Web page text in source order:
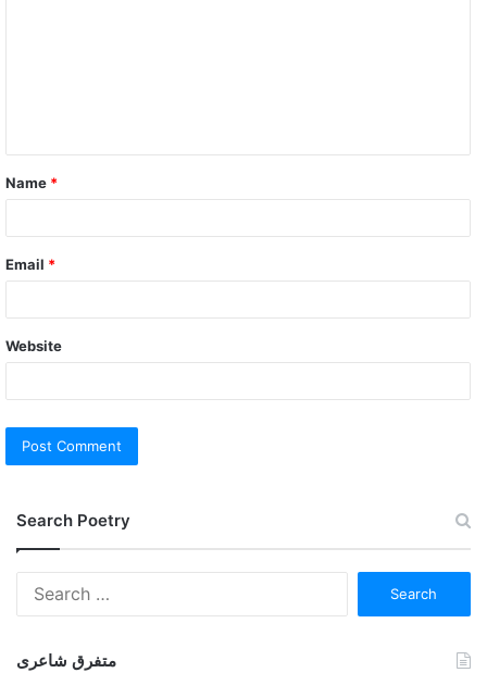
t
*
Name *
Email *
Website
Search Poetry
متفرق شاعری